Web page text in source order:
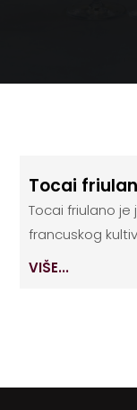
Tocai
Tocai friulano
francuskog
VIŠE...